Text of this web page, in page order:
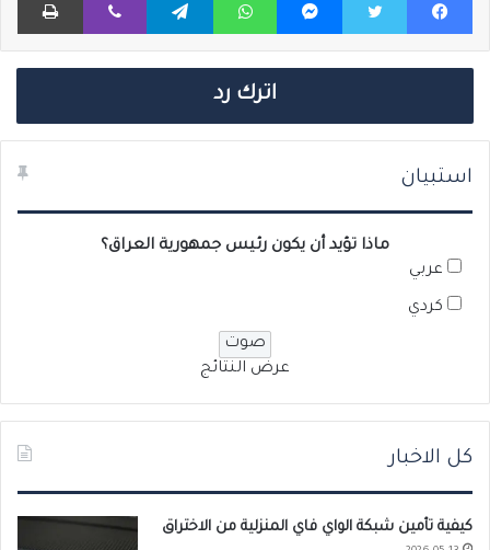
اترك رد
استبيان
ماذا تؤيد أن يكون رئيس جمهورية العراق؟
عربي
كردي
عرض النتائج
كل الاخبار
كيفية تأمين شبكة الواي فاي المنزلية من الاختراق